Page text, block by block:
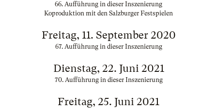
66. Aufführung in dieser Inszenierung
Koproduktion mit den Salzburger Festspielen
Freitag, 11. September 2020
67. Aufführung in dieser Inszenierung
Dienstag, 22. Juni 2021
70. Aufführung in dieser Inszenierung
Freitag, 25. Juni 2021